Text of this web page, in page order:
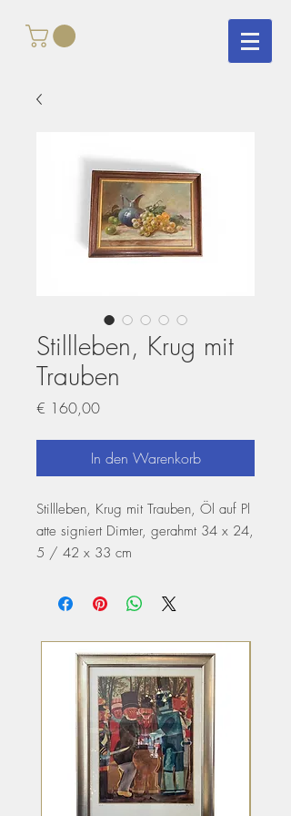
Stillleben, Krug mit
Trauben
€ 160,00Preis
In den Warenkorb
Stillleben, Krug mit Trauben, Öl auf Pl
atte signiert Dimter, gerahmt 34 x 24,
5 / 42 x 33 cm